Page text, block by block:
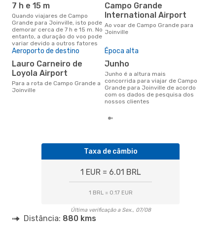
7 h e 15 m
Quando viajares de Campo
Grande para Joinville, isto pode
demorar cerca de 7 h e 15 m. No
entanto, a duração do voo pode
variar devido a outros fatores
Campo Grande
International Airport
Ao voar de Campo Grande para
Joinville
Aeroporto de destino
Lauro Carneiro de
Loyola Airport
Para a rota de Campo Grande a
Joinville
Época alta
junho
junho é a altura mais
concorrida para viajar de Campo
Grande para Joinville de acordo
com os dados de pesquisa dos
nossos clientes
Taxa de câmbio
1 EUR = 6.01 BRL
1 BRL = 0.17 EUR
Última verificação a Sex., 07/08
Distância: 880 kms